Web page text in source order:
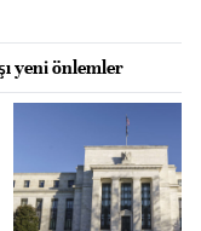
yeni önlemler